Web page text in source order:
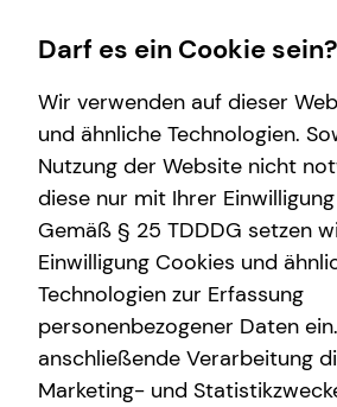
Wissenswertes
Über tecis
Podcast
teamzukunft
Interview
Service
Kundenportal
Schadenabwicklung
Finanzberatung
Videoberatung
Spezialisten-Netzwerk
Private Krankenvorsorge
Immobilienfinanzierung
Darf es ein Cookie sein?
Wir verwenden auf dieser
und ähnliche Technologien.
Nutzung der Website nicht
diese nur mit Ihrer
Gemäß § 25 TDDDG setzen
Einwilligung Cookies und
Technologien zur Erfassung
personenbezogener Daten
anschließende Verarbeitung
Marketing- und